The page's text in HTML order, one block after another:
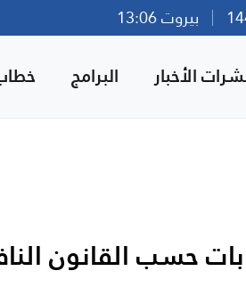
بيروت 13:06
الأخبار البرامج
حسب القانون